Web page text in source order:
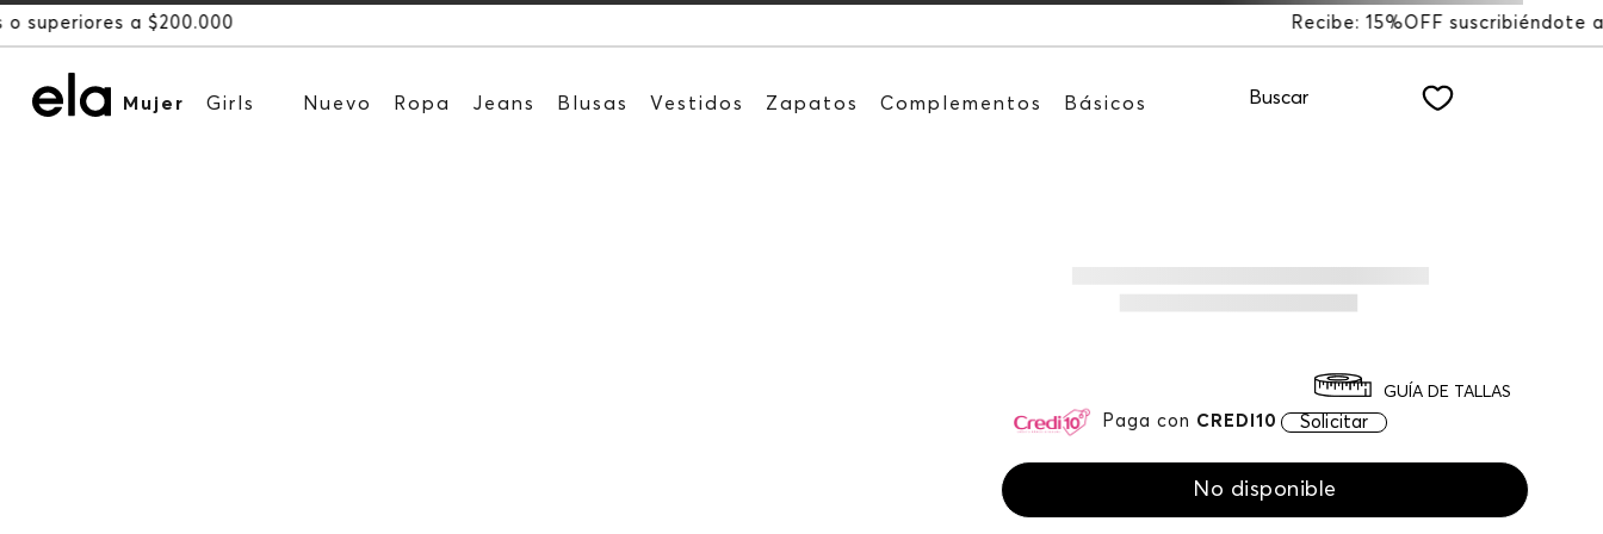
Recibe: 15%OFF suscribiéndote a nuestro NEWSLETTER
Mujer Girls Nuevo Ropa Jeans Blusas Vestidos Zapatos Complementos Básicos Buscar
Paga con CREDI10 Solicitar
GUÍA DE TALLAS
No disponible